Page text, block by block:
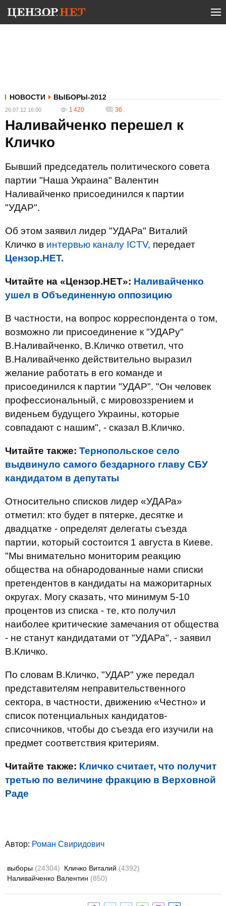
НОВОСТИ ВЫБОРЫ-2012
26.07.12 16:00 1 420 36
Наливайченко перешел к
Кличко
Бывший председатель политического совета
партии "Наша Украина" Валентин
Наливайченко присоединился к партии
"УДАР".
Об этом заявил лидер "УДАРа" Виталий
Кличко в интервью каналу ICTV, передает
Цензор.НЕТ.
Читайте на «Цензор.НЕТ»: Наливайченко
ушел в Объединенную оппозицию
В частности, на вопрос корреспондента о том,
возможно ли присоединение к "УДАРу"
В.Наливайченко, В.Кличко ответил, что
В.Наливайченко действительно выразил
желание работать в его команде и
присоединился к партии "УДАР". "Он человек
профессиональный, с мировоззрением и
виденьем будущего Украины, которые
совпадают с нашим", - сказал В.Кличко.
Читайте также: Тернопольское село
выдвинуло самого бездарного главу СБУ
кандидатом в депутаты
Относительно списков лидер «УДАРа»
отметил: кто будет в пятерке, десятке и
двадцатке - определят делегаты съезда
партии, который состоится 1 августа в Киеве.
"Мы внимательно мониторим реакцию
общества на обнародованные нами списки
претендентов в кандидаты на мажоритарных
округах. Могу сказать, что минимум 5-10
процентов из списка - те, кто получил
наиболее критические замечания от общества
- не станут кандидатами от "УДАРа", - заявил
В.Кличко.
По словам В.Кличко, "УДАР" уже передал
представителям неправительственного
сектора, в частности, движению «Честно» и
список потенциальных кандидатов-
списочников, чтобы до съезда его изучили на
предмет соответствия критериям.
Читайте также: Кличко считает, что получит
третью по величине фракцию в Верховной
Раде
Автор: Роман Свиридович
выборы (24304) Кличко Виталий (4392)
Наливайченко Валентин (850)